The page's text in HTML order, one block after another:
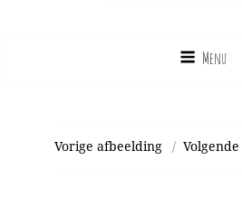
Menu
Vorige afbeelding